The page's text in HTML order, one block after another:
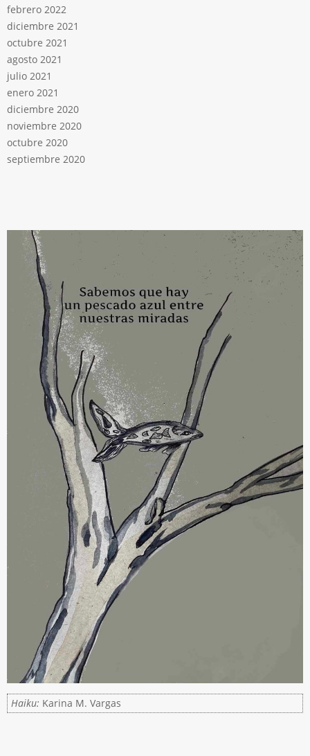
febrero 2022
diciembre 2021
octubre 2021
agosto 2021
julio 2021
enero 2021
diciembre 2020
noviembre 2020
octubre 2020
septiembre 2020
Haiku: Karina M. Vargas